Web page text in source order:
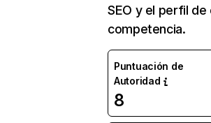
SEO y el perfil
competencia.
Puntuación de
Autoridad
8